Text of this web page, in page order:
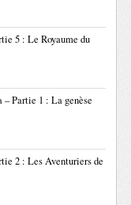
5 : Le Royaume du
– Partie 1 : La genèse
2 : Les Aventuriers de